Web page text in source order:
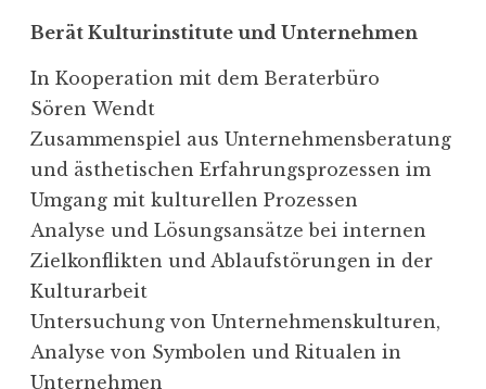
Berät Kultur­in­stitute und Unternehmen
In Koope­ration mit dem Beraterbüro
Sören Wendt
Zusam­men­spiel aus Unter­neh­mens­be­ratung
und ästhe­ti­schen Erfah­rungs­pro­zessen im
Umgang mit kultu­rellen Prozessen
Analyse und Lösungs­an­sätze bei internen
Zielkon­flikten und Ablauf­stö­rungen in der
Kulturarbeit
Unter­su­chung von Unter­neh­mens­kul­turen,
Analyse von Symbolen und Ritualen in
Unternehmen